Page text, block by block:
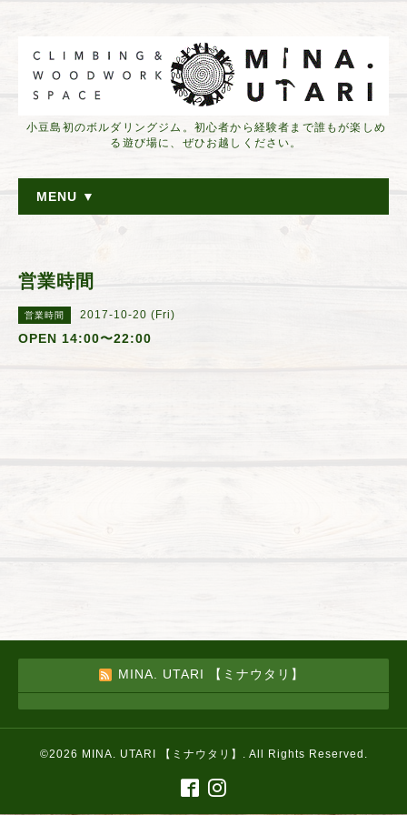
小豆島初のボルダリングジム。初心者から経験者まで誰もが楽しめ
る遊び場に、ぜひお越しください。
MENU ▼
営業時間
営業時間 2017-10-20 (Fri)
OPEN 14:00〜22:00
MINA. UTARI 【ミナウタリ】
©2026 MINA. UTARI 【ミナウタリ】 . All Rights Reserved.